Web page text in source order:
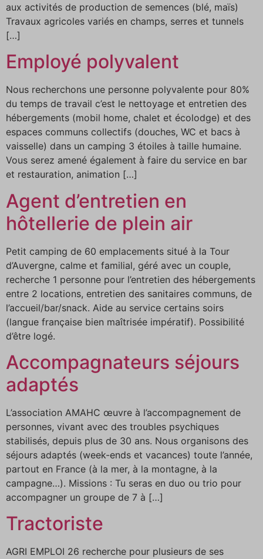
aux activités de production de semences (blé, maïs)
Travaux agricoles variés en champs, serres et tunnels
[…]
Employé polyvalent
Nous recherchons une personne polyvalente pour 80%
du temps de travail c’est le nettoyage et entretien des
hébergements (mobil home, chalet et écolodge) et des
espaces communs collectifs (douches, WC et bacs à
vaisselle) dans un camping 3 étoiles à taille humaine.
Vous serez amené également à faire du service en bar
et restauration, animation […]
Agent d’entretien en
hôtellerie de plein air
Petit camping de 60 emplacements situé à la Tour
d’Auvergne, calme et familial, géré avec un couple,
recherche 1 personne pour l’entretien des hébergements
entre 2 locations, entretien des sanitaires communs, de
l’accueil/bar/snack. Aide au service certains soirs
(langue française bien maîtrisée impératif). Possibilité
d’être logé.
Accompagnateurs séjours
adaptés
L’association AMAHC œuvre à l’accompagnement de
personnes, vivant avec des troubles psychiques
stabilisés, depuis plus de 30 ans. Nous organisons des
séjours adaptés (week-ends et vacances) toute l’année,
partout en France (à la mer, à la montagne, à la
campagne…). Missions : Tu seras en duo ou trio pour
accompagner un groupe de 7 à […]
Tractoriste
AGRI EMPLOI 26 recherche pour plusieurs de ses